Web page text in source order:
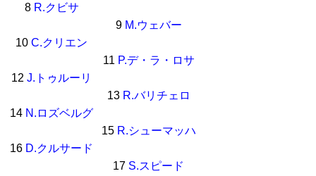
8 R.クビサ
9 M.ウェバー
10 C.クリエン
11 P.デ・ラ・ロサ
12 J.トゥルーリ
13 R.バリチェロ
14 N.ロズベルグ
15 R.シューマッハ
16 D.クルサード
17 S.スピード